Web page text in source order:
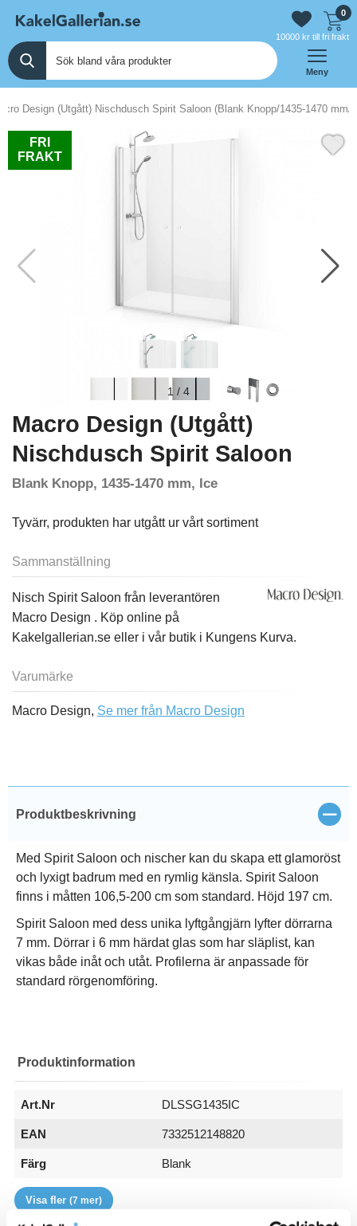
0
10000 kr till fri frakt
Meny
Design (Utgått) Nischdusch Spirit Saloon (Blank Knopp/1435-1470 mm/
FRI
FRAKT
1 / 4
Macro Design (Utgått)
Nischdusch Spirit Saloon
Blank Knopp, 1435-1470 mm, Ice
Tyvärr, produkten har utgått ur vårt sortiment
Sammanställning
Nisch Spirit Saloon från leverantören
Macro Design . Köp online på
Kakelgallerian.se eller i vår butik i Kungens Kurva.
Varumärke
Macro Design, Se mer från Macro Design
Produktbeskrivning Stäng
Med Spirit Saloon och nischer kan du skapa ett glamoröst
och lyxigt badrum med en rymlig känsla. Spirit Saloon
finns i måtten 106,5-200 cm som standard. Höjd 197 cm.
Spirit Saloon med dess unika lyftgångjärn lyfter dörrarna
7 mm. Dörrar i 6 mm härdat glas som har släplist, kan
vikas både inåt och utåt. Profilerna är anpassade för
standard rörgenomföring.
Produktinformation
Art.Nr DLSSG1435IC
EAN 7332512148820
Färg
Blank
Glastyp
Handtag
Höjd (mm)
RSK
Serie
Storlek
Varumärke
Visa fler (7 mer)